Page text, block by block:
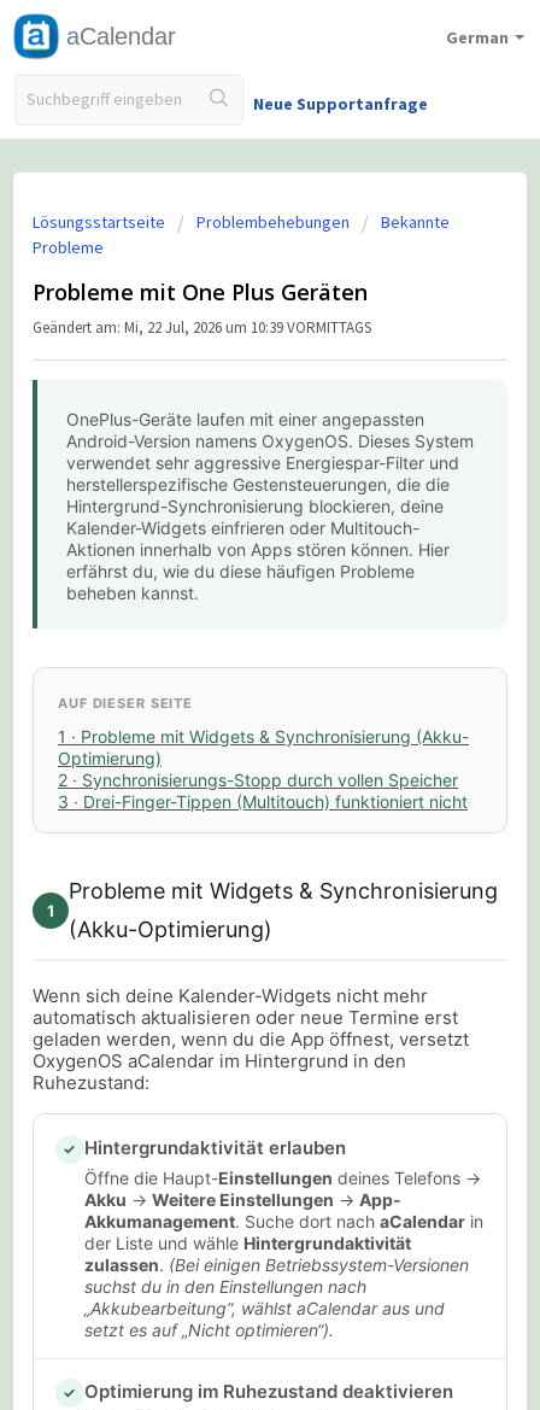
aCalendar German
Neue Supportanfrage
Lösungsstartseite Problembehebungen
Bekannte
Probleme
Probleme mit One Plus Geräten
Geändert am: Mi, 22 Jul, 2026 um 10:39 VORMITTAGS
OnePlus-Geräte laufen mit einer angepassten
Android-Version namens OxygenOS. Dieses System
verwendet sehr aggressive Energiespar-Filter und
herstellerspezifische Gestensteuerungen, die die
Hintergrund-Synchronisierung blockieren, deine
Kalender-Widgets einfrieren oder Multitouch-
Aktionen innerhalb von Apps stören können. Hier
erfährst du, wie du diese häufigen Probleme
beheben kannst.
AUF DIESER SEITE
1 · Probleme mit Widgets & Synchronisierung (Akku-
Optimierung)
2 · Synchronisierungs-Stopp durch vollen Speicher
3 · Drei-Finger-Tippen (Multitouch) funktioniert nicht
1
Probleme mit Widgets & Synchronisierung
(Akku-Optimierung)
Wenn sich deine Kalender-Widgets nicht mehr
automatisch aktualisieren oder neue Termine erst
geladen werden, wenn du die App öffnest, versetzt
OxygenOS aCalendar im Hintergrund in den
Ruhezustand:
✓ Hintergrundaktivität erlauben
Öffne die Haupt-Einstellungen deines Telefons →
Akku → Weitere Einstellungen → App-
Akkumanagement. Suche dort nach aCalendarin
der Liste und wähle Hintergrundaktivität
zulassen. (Bei einigen Betriebssystem-Versionen
suchst du in den Einstellungen nach
„Akkubearbeitung“, wählst aCalendar aus und
setzt es auf „Nicht optimieren“).
✓ Optimierung im Ruhezustand deaktivieren